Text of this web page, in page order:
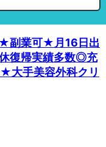
★副業可★月16日出
復帰実績多数◎充
大手美容外科クリ